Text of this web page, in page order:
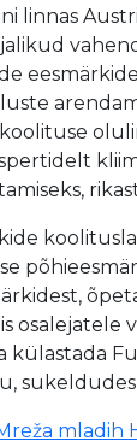
linnas
külastada
mladih